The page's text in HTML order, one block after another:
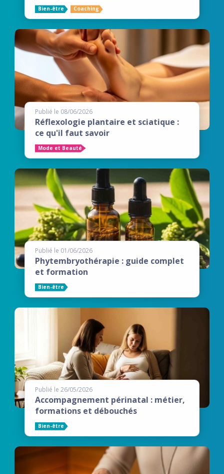
Bien-être Coaching
Publié le 08/06/2026
Réflexologie plantaire et sciatique :
ce qu'il faut savoir
Mode et Beauté
Publié le 01/06/2026
Phytembryothérapie : guide complet
et formation
Bien-être
Publié le 26/05/2026
Accompagnement périnatal : métier,
formations et débouchés
Bien-être